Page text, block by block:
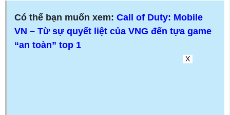
Có thể bạn muốn xem: Call of Duty: Mobile
VN – Từ sự quyết liệt của VNG đến tựa game
“an toàn” top 1
X